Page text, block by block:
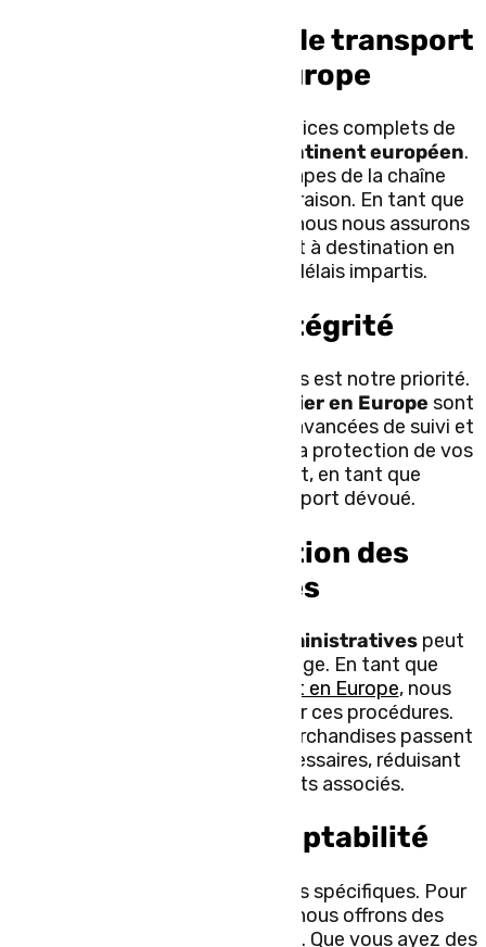
Services complets de transport
routier en Europe
TLC Express propose des services complets de
continent européen.
Nous couvrons toutes les étapes de la chaîne
logistique, de la collecte à la livraison. En tant que
commissionnaire de transport, nous nous assurons
que vos marchandises arrivent à destination en
toute sécurité et dans les délais impartis.
Sécurité et intégrité
La sécurité de vos marchandises est notre priorité.
transport routier en Europe sont
soutenus par des technologies avancées de suivi et
de sécurité. Nous garantissons la protection de vos
biens tout au long du trajet, en tant que
commissionnaire de transport dévoué.
Une bonne gestion des
formalités
formalités administratives peut
être complexe et chronophage. En tant que
transport en Europe, nous
sommes capables de simplifier ces procédures.
Nous nous assurons que vos marchandises passent
rapidement les formalités nécessaires, réduisant
ainsi les délais et les coûts associés.
Flexibilité et adaptabilité
Chaque entreprise a des besoins spécifiques. Pour
s’adapter à vos spécificités, nous offrons des
solutions flexibles et adaptables. Que vous ayez des